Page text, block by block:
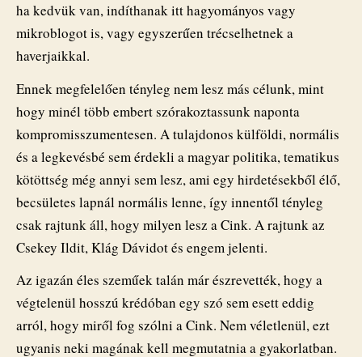
ha kedvük van, indíthanak itt hagyományos vagy
mikroblogot is, vagy egyszerűen trécselhetnek a
haverjaikkal.
Ennek megfelelően tényleg nem lesz más célunk, mint
hogy minél több embert szórakoztassunk naponta
kompromisszumentesen. A tulajdonos külföldi, normális
és a legkevésbé sem érdekli a magyar politika, tematikus
kötöttség még annyi sem lesz, ami egy hirdetésekből élő,
becsületes lapnál normális lenne, így innentől tényleg
csak rajtunk áll, hogy milyen lesz a Cink. A rajtunk az
Csekey Ildit, Klág Dávidot és engem jelenti.
Az igazán éles szeműek talán már észrevették, hogy a
végtelenül hosszú krédóban egy szó sem esett eddig
arról, hogy miről fog szólni a Cink. Nem véletlenül, ezt
ugyanis neki magának kell megmutatnia a gyakorlatban.